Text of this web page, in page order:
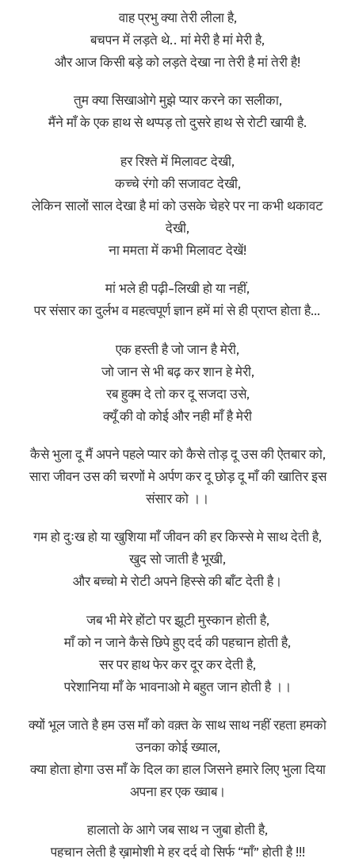
वाह प्रभु क्या तेरी लीला है,
बचपन में लड़ते थे.. मां मेरी है मां मेरी है,
और आज किसी बड़े को लड़ते देखा ना तेरी है मां तेरी है!
तुम क्या सिखाओगे मुझे प्यार करने का सलीका,
मैंने माँ के एक हाथ से थप्पड़ तो दुसरे हाथ से रोटी खायी है.
हर रिश्ते में मिलावट देखी,
कच्चे रंगो की सजावट देखी,
लेकिन सालों साल देखा है मां को उसके चेहरे पर ना कभी थकावट
देखी,
ना ममता में कभी मिलावट देखें!
मां भले ही पढ़ी-लिखी हो या नहीं,
पर संसार का दुर्लभ व महत्वपूर्ण ज्ञान हमें मां से ही प्राप्त होता है…
एक हस्ती है जो जान है मेरी,
जो जान से भी बढ़ कर शान हे मेरी,
रब हुक्म दे तो कर दू सजदा उसे,
क्यूँ की वो कोई और नही माँ है मेरी
कैसे भुला दू मैं अपने पहले प्यार को कैसे तोड़ दू उस की ऐतबार को,
सारा जीवन उस की चरणों मे अर्पण कर दू छोड़ दू माँ की खातिर इस
संसार को ।।
गम हो दुःख हो या खुशिया माँ जीवन की हर किस्से मे साथ देती है,
खुद सो जाती है भूखी,
और बच्चो मे रोटी अपने हिस्से की बाँट देती है।
जब भी मेरे होंटो पर झूटी मुस्कान होती है,
माँ को न जाने कैसे छिपे हुए दर्द की पहचान होती है,
सर पर हाथ फेर कर दूर कर देती है,
परेशानिया माँ के भावनाओ मे बहुत जान होती है ।।
क्यों भूल जाते है हम उस माँ को वक़्त के साथ साथ नहीं रहता हमको
उनका कोई ख्याल,
क्या होता होगा उस माँ के दिल का हाल जिसने हमारे लिए भुला दिया
अपना हर एक ख्वाब।
हालातो के आगे जब साथ न जुबा होती है,
पहचान लेती है ख़ामोशी मे हर दर्द वो सिर्फ “माँ” होती है !!!